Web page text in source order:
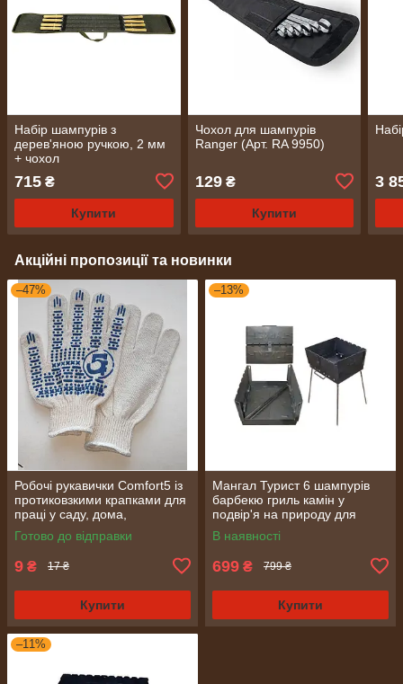
Набір шампурів з
дерев'яною ручкою, 2 мм
+ чохол
715 ₴
Купити
Чохол для шампурів
Ranger (Арт. RA 9950)
129₴
Купити
3
Акційні пропозиції та новинки
–47%
Робочі рукавички Comfort5 із
протиковзкими крапками для
праці у саду, дома,
будівництві для захисту рук
від ушкоджень, забруднень
Готово до відправки
9 ₴ 17 ₴
Купити
–13%
Мангал Турист 6 шампурів
барбекю гриль камін у
подвір'я на природу для
приготування шашлика
В наявності
699 ₴ 799 ₴
Купити
–11%